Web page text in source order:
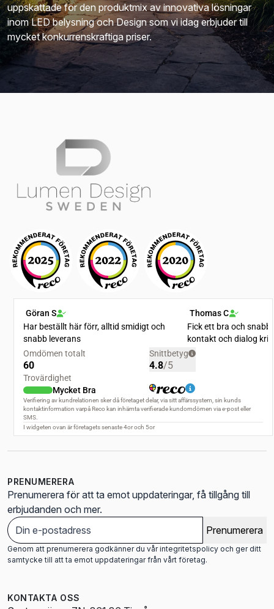
uppskattade för den produktmix av innovativa lösningar
inom LED belysning och Design som vi idag erbjuder till
mycket konkurrenskraftiga priser.
PRENUMERERA
Prenumerera för att ta emot uppdateringar, få tillgång till
erbjudanden och mer.
Prenumerera
Genom att prenumerera godkänner du vår integritetspolicy och ger ditt
samtycke till att ta emot uppdateringar från vårt företag.
KONTAKTA OSS